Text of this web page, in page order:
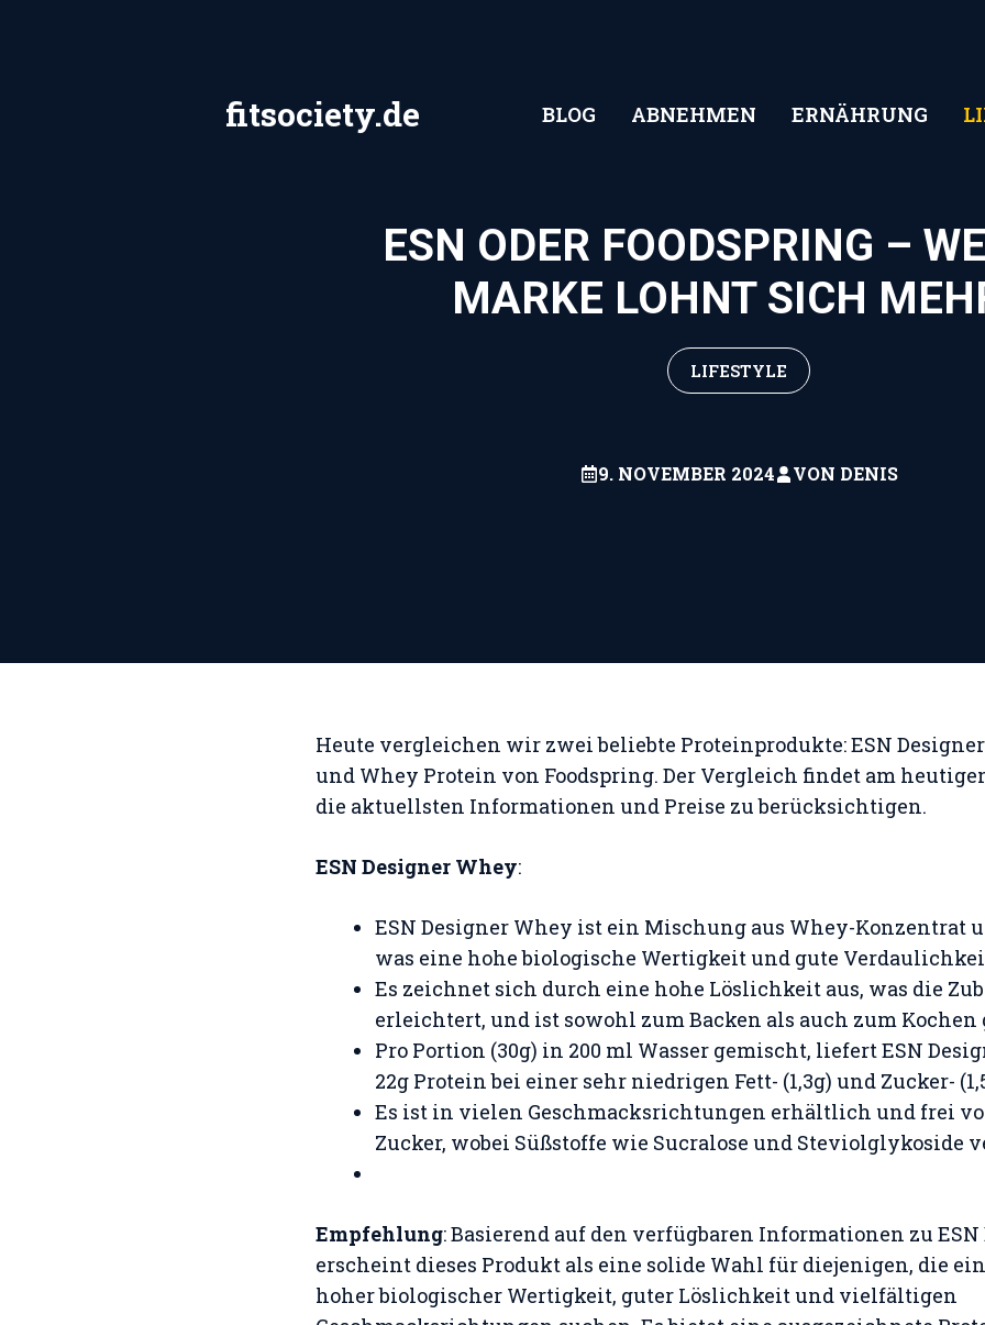
fitsociety.de BLOG ABNEHMEN ERNÄHRUNG
ESN ODER FOODSPRING –
MARKE LOHNT SICH
LIFESTYLE
9. NOVEMBER 2024 VON DENIS
Heute vergleichen wir zwei beliebte Proteinprodukte: ESN
und Whey Protein von Foodspring. Der Vergleich findet am
die aktuellsten Informationen und Preise zu berücksichtigen.
ESN Designer Whey:
ESN Designer Whey ist ein Mischung aus Whey-Konzentrat
was eine hohe biologische Wertigkeit und gute
Es zeichnet sich durch eine hohe Löslichkeit aus, was die
erleichtert, und ist sowohl zum Backen als auch zum Kochen
Pro Portion (30g) in 200 ml Wasser gemischt, liefert ESN
22g Protein bei einer sehr niedrigen Fett- (1,3g) und Zucker-
Es ist in vielen Geschmacksrichtungen erhältlich und frei
Zucker, wobei Süßstoffe wie Sucralose und Steviolglykoside
Empfehlung: Basierend auf den verfügbaren Informationen zu
erscheint dieses Produkt als eine solide Wahl für diejenigen, die
hoher biologischer Wertigkeit, guter Löslichkeit und vielfältigen